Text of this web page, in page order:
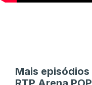
Mais episódios